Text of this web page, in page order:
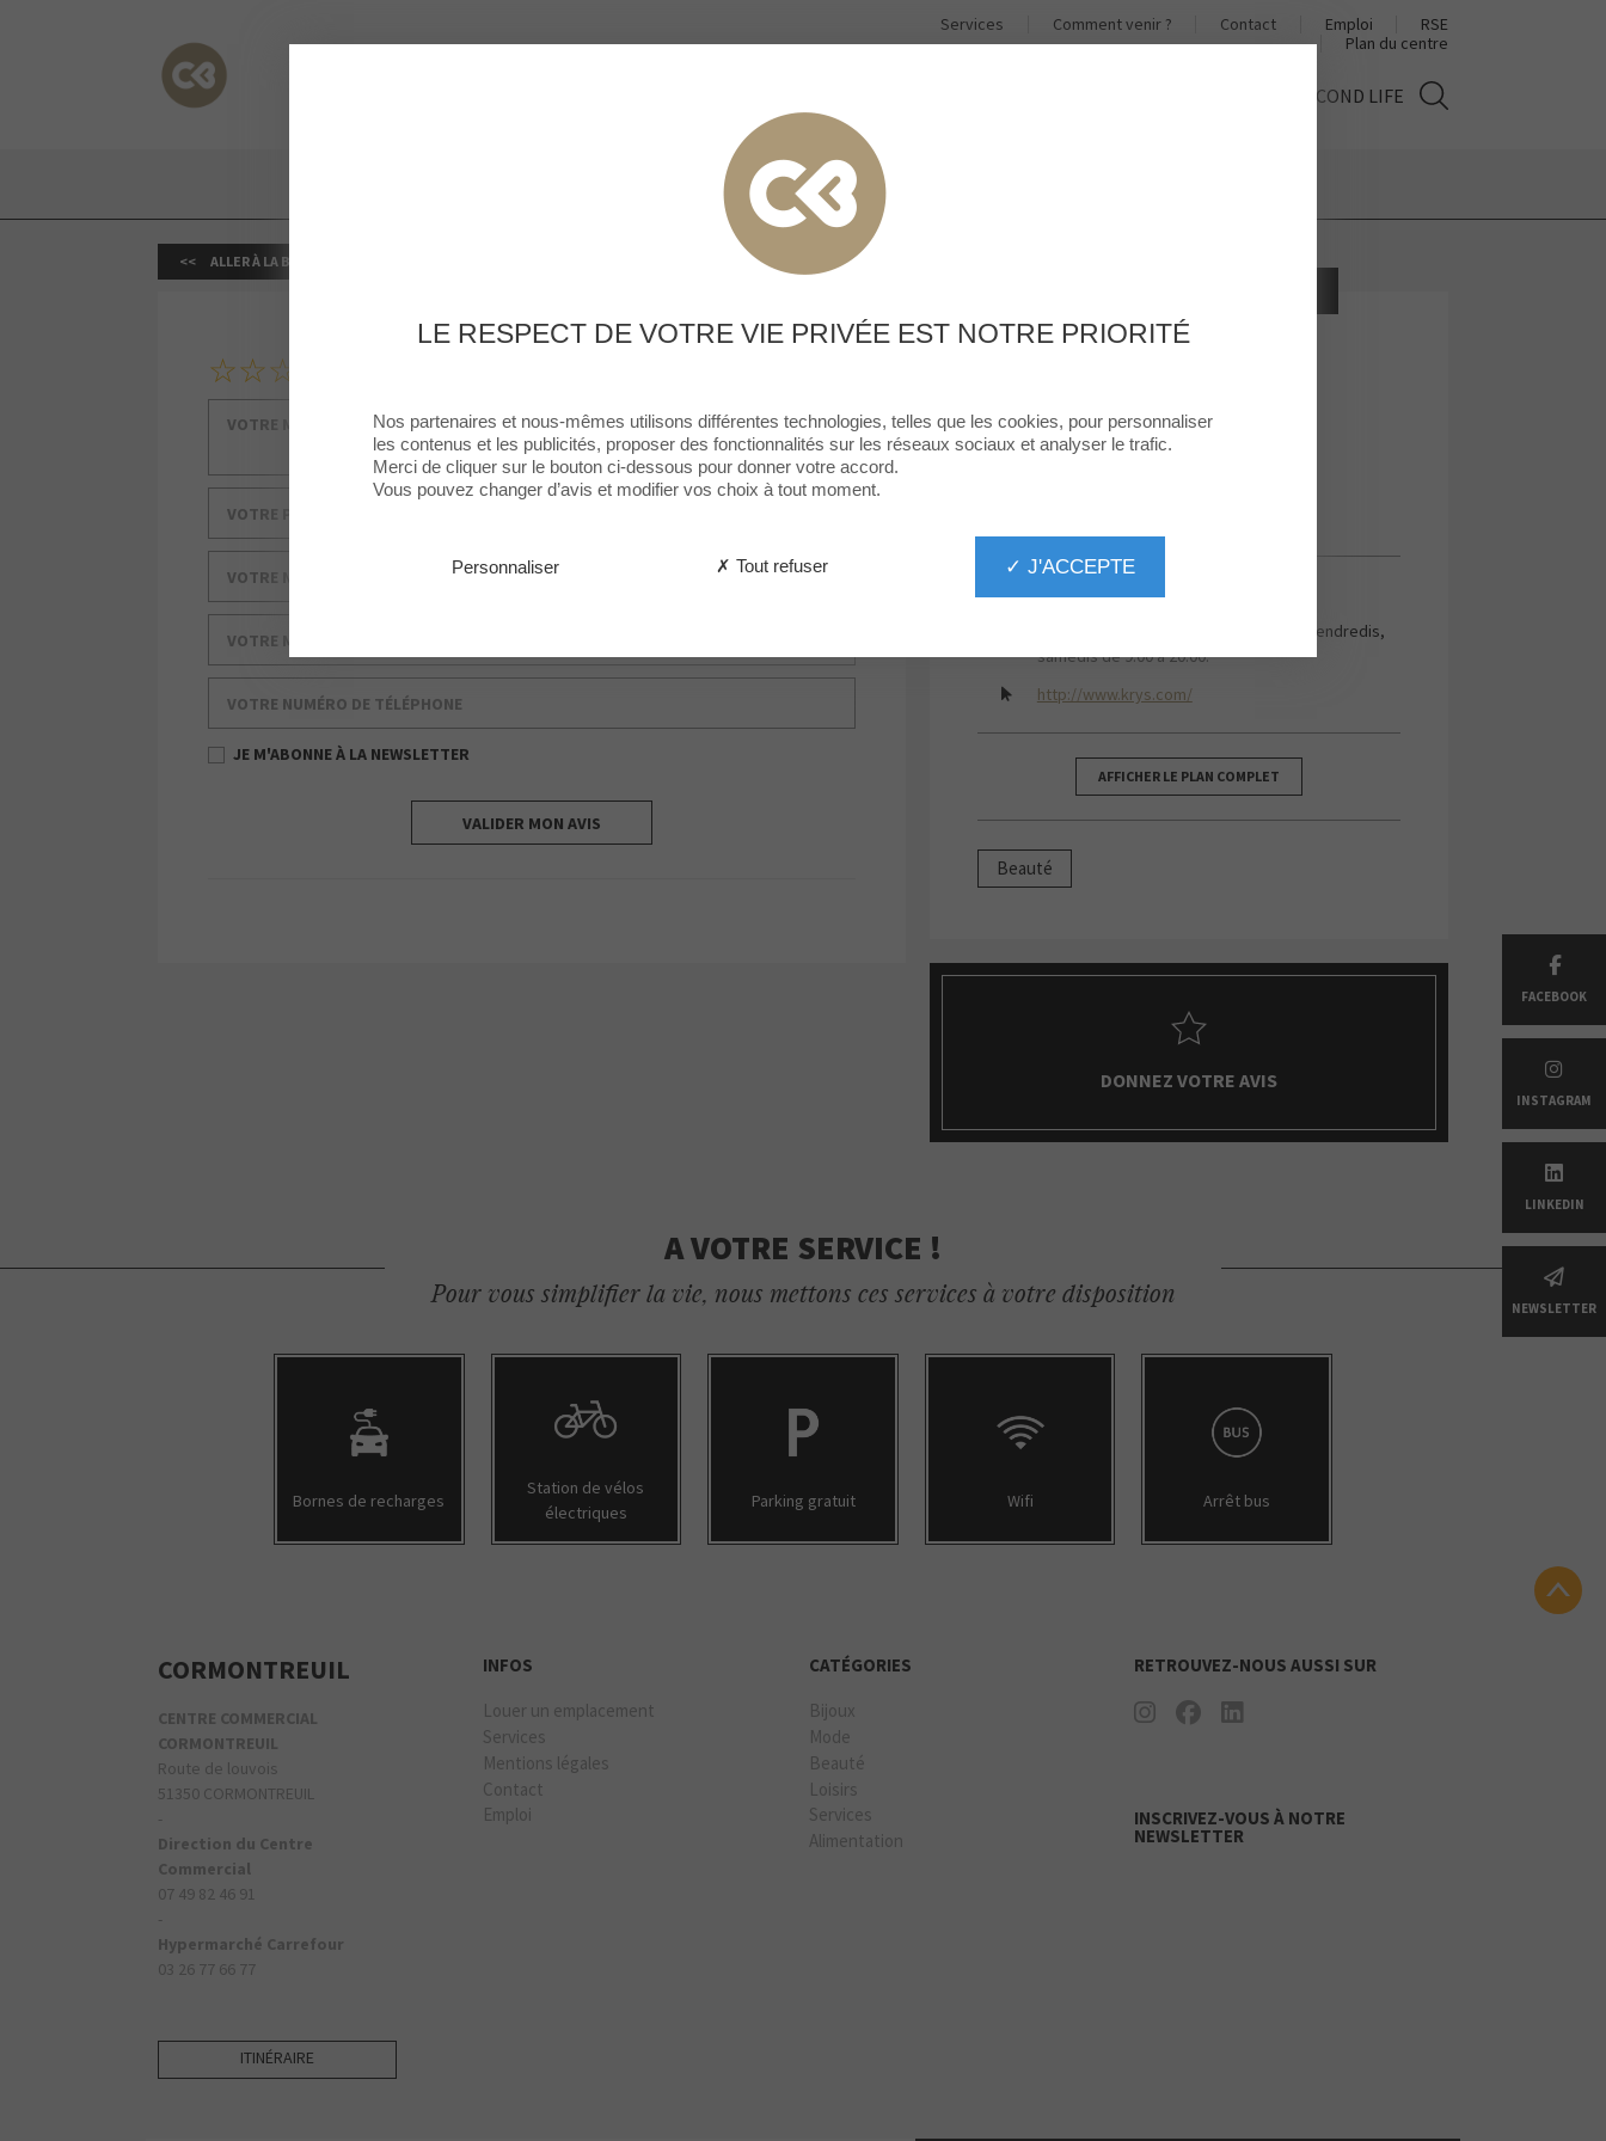
Cormontreuil
THE SECOND LIFE
Services Comment venir ? Contact Emploi
RSE
Plan du centre
DONNEZ VOTRE AVIS
ALLER À LA BOUTIQUE
Votre note
2
1
JE M'ABONNE À LA NEWSLETTER
VALIDER MON AVIS
03 26 85 51 60
Les lundis, mardis, mercredis, jeudis, vendredis,
samedis de 9:00 à 20:00.
http://www.krys.com/
AFFICHER LE PLAN COMPLET
Beauté
DONNEZ VOTRE AVIS
A VOTRE SERVICE !
Pour vous simplifier la vie, nous mettons ces services à votre disposition
Bornes de recharges
Station de vélos
électriques
Parking gratuit Wifi Arrêt bus
FACEBOOK
INSTAGRAM
LINKEDIN
NEWSLETTER
CORMONTREUIL
CENTRE COMMERCIAL
CORMONTREUIL
Route de louvois
51350 CORMONTREUIL
-
Direction du Centre
Commercial
07 49 82 46 91
-
Hypermarché Carrefour
03 26 77 66 77
ITINÉRAIRE
INFOS
Louer un emplacement
Services
Mentions légales
Contact
Emploi
CATÉGORIES
Bijoux
Mode
Beauté
Loisirs
Services
Alimentation
RETROUVEZ-NOUS AUSSI SUR
INSCRIVEZ-VOUS À NOTRE
NEWSLETTER
LE RESPECT DE VOTRE VIE PRIVÉE EST NOTRE PRIORITÉ
Nos partenaires et nous-mêmes utilisons différentes technologies, telles que les cookies, pour personnaliser
les contenus et les publicités, proposer des fonctionnalités sur les réseaux sociaux et analyser le trafic.
Merci de cliquer sur le bouton ci-dessous pour donner votre accord.
Vous pouvez changer d’avis et modifier vos choix à tout moment.
✓ J'ACCEPTE
✗ Tout refuser
Personnaliser